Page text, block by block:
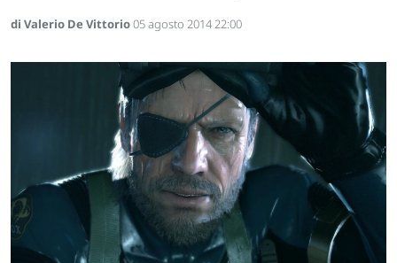
di Valerio De Vittorio05 agosto 2014 22:00